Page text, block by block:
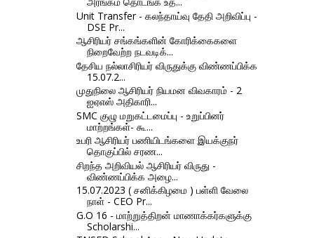
Unit Transfer - கலந்தாய்வு தேதி அறிவிப்பு -
DSE Pr...
ஆசிரியர் சங்கங்களின் கோரிக்கைகளை
நிறைவேற்ற நடவடிக்...
தேசிய நல்லாசிரியர் விருதுக்கு விண்ணப்பிக்க
15.07.2...
முதுநிலை ஆசிரியர் நியமன விவகாரம் - 2
ஐஏஎஸ் அதிகாரி...
SMC குழு மறுகட்டமைப்பு - உறுப்பினர்
மாற்றங்கள்- கூ...
உபரி ஆசிரியர் பணியிடங்களை இயக்குநர்
தொகுப்பில் சரண...
சிறந்த அறிவியல் ஆசிரியர் விருது -
விண்ணப்பிக்க அழை...
15.07.2023 ( சனிக்கிழமை ) பள்ளி வேலை
நாள் - CEO Pr...
G.O 16 - மாற்றுத்திறன் மாணாக்கர்களுக்கு
Scholarshi...